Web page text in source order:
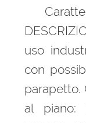
uso
con
parapetto.
al piano: